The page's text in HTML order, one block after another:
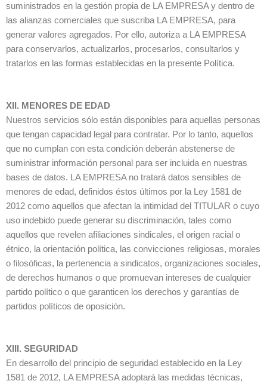
suministrados en la gestión propia de LA EMPRESA y dentro de
las alianzas comerciales que suscriba LA EMPRESA, para
generar valores agregados. Por ello, autoriza a LA EMPRESA
para conservarlos, actualizarlos, procesarlos, consultarlos y
tratarlos en las formas establecidas en la presente Política.
XII. MENORES DE EDAD
Nuestros servicios sólo están disponibles para aquellas personas
que tengan capacidad legal para contratar. Por lo tanto, aquellos
que no cumplan con esta condición deberán abstenerse de
suministrar información personal para ser incluida en nuestras
bases de datos. LA EMPRESA no tratará datos sensibles de
menores de edad, definidos éstos últimos por la Ley 1581 de
2012 como aquellos que afectan la intimidad del TITULAR o cuyo
uso indebido puede generar su discriminación, tales como
aquellos que revelen afiliaciones sindicales, el origen racial o
étnico, la orientación política, las convicciones religiosas, morales
o filosóficas, la pertenencia a sindicatos, organizaciones sociales,
de derechos humanos o que promuevan intereses de cualquier
partido político o que garanticen los derechos y garantías de
partidos políticos de oposición.
XIII. SEGURIDAD
En desarrollo del principio de seguridad establecido en la Ley
1581 de 2012, LA EMPRESA adoptará las medidas técnicas,